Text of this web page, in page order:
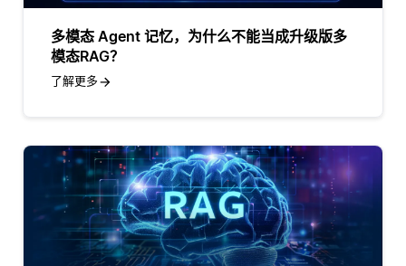
多模态 Agent 记忆，为什么不能当成升级版多
模态RAG？
了解更多